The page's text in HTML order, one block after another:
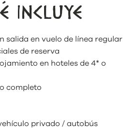
INCLUYE
salida en vuelo de línea regular
de reserva
en hoteles de 4* o
completo
privado / autobús